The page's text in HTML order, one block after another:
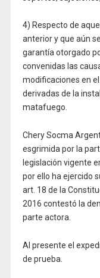
4) Respecto de
anterior y que aún
garantía otorgado
convenidas las
modificaciones en
derivadas de la
matafuego.
Chery Socma
esgrimida por la
legislación vigente
por ello ha ejercido
art. 18 de la
2016 contestó la
parte actora.
Al presente el
de prueba.